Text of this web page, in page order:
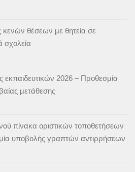
θέσεων με θητεία σε
σχολεία
εκπαιδευτικών 2026 – Προθεσμία
μετάθεσης
πίνακα οριστικών τοποθετήσεων
υποβολής γραπτών αντιρρήσεων